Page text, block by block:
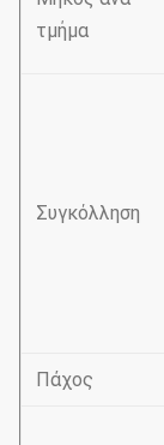
τμήμα
Συγκόλληση
Πάχος